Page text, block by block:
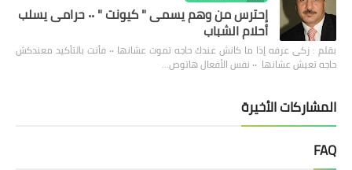
إحترس من وهم يسمى " كيونت " ٠٠ حرامى يسلب
أحلام الشباب
بقلم : زكى عرفه ‎إذا ما كانش عندك حاجه تموت عشانها ٠٠ فأنت بالتأكيد معندكش
حاجه تعيش عشانها ٠٠ نفس الأفعال هاتوص…
المشاركات الأخيرة
FAQ